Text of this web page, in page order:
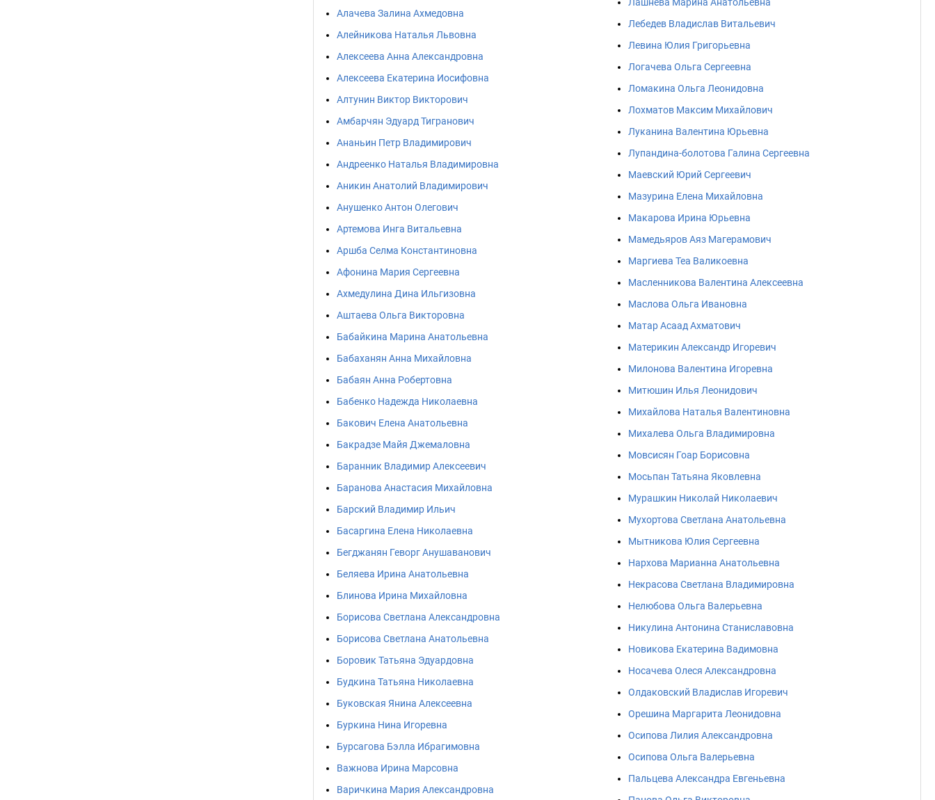
Алачева Залина Ахмедовна
Алейникова Наталья Львовна
Алексеева Анна Александровна
Алексеева Екатерина Иосифовна
Алтунин Виктор Викторович
Амбарчян Эдуард Тигранович
Ананьин Петр Владимирович
Андреенко Наталья Владимировна
Аникин Анатолий Владимирович
Анушенко Антон Олегович
Артемова Инга Витальевна
Аршба Селма Константиновна
Афонина Мария Сергеевна
Ахмедулина Дина Ильгизовна
Аштаева Ольга Викторовна
Бабайкина Марина Анатольевна
Бабаханян Анна Михайловна
Бабаян Анна Робертовна
Бабенко Надежда Николаевна
Бакович Елена Анатольевна
Бакрадзе Майя Джемаловна
Баранник Владимир Алексеевич
Баранова Анастасия Михайловна
Барский Владимир Ильич
Басаргина Елена Николаевна
Бегджанян Геворг Анушаванович
Беляева Ирина Анатольевна
Блинова Ирина Михайловна
Борисова Светлана Александровна
Борисова Светлана Анатольевна
Боровик Татьяна Эдуардовна
Будкина Татьяна Николаевна
Буковская Янина Алексеевна
Буркина Нина Игоревна
Бурсагова Бэлла Ибрагимовна
Важнова Ирина Марсовна
Варичкина Мария Александровна
Лебедев Владислав Витальевич
Левина Юлия Григорьевна
Логачева Ольга Сергеевна
Ломакина Ольга Леонидовна
Лохматов Максим Михайлович
Луканина Валентина Юрьевна
Лупандина-болотова Галина Сергеевна
Маевский Юрий Сергеевич
Мазурина Елена Михайловна
Макарова Ирина Юрьевна
Мамедьяров Аяз Магерамович
Маргиева Теа Валикоевна
Масленникова Валентина Алексеевна
Маслова Ольга Ивановна
Матар Асаад Ахматович
Материкин Александр Игоревич
Милонова Валентина Игоревна
Митюшин Илья Леонидович
Михайлова Наталья Валентиновна
Михалева Ольга Владимировна
Мовсисян Гоар Борисовна
Мосьпан Татьяна Яковлевна
Мурашкин Николай Николаевич
Мухортова Светлана Анатольевна
Мытникова Юлия Сергеевна
Нархова Марианна Анатольевна
Некрасова Светлана Владимировна
Нелюбова Ольга Валерьевна
Никулина Антонина Станиславовна
Новикова Екатерина Вадимовна
Носачева Олеся Александровна
Олдаковский Владислав Игоревич
Орешина Маргарита Леонидовна
Осипова Лилия Александровна
Осипова Ольга Валерьевна
Пальцева Александра Евгеньевна